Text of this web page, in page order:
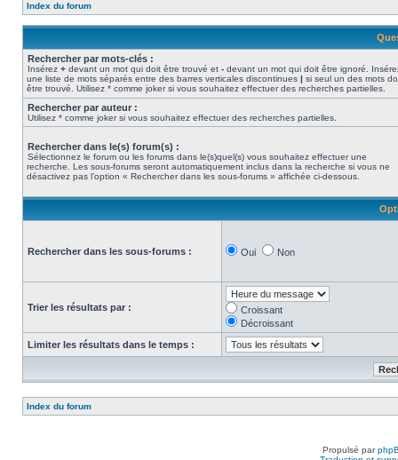
Index du forum
Rechercher par mots-clés :
Insérez + devant un mot qui doit être trouvé et - devant un mot qui doit être ignoré.
une liste de mots séparés entre des barres verticales discontinues | si seul un des mots
être trouvé. Utilisez * comme joker si vous souhaitez effectuer des recherches partielles.
Rechercher par auteur :
Utilisez * comme joker si vous souhaitez effectuer des recherches partielles.
Rechercher dans le(s) forum(s) :
Sélectionnez le forum ou les forums dans le(s)quel(s) vous souhaitez effectuer une
recherche. Les sous-forums seront automatiquement inclus dans la recherche si vous ne
désactivez pas l’option « Rechercher dans les sous-forums » affichée ci-dessous.
Rechercher dans les sous-forums : Oui Non
Trier les résultats par :
Croissant
Décroissant
Limiter les résultats dans le temps :
Index du forum
Propulsé par